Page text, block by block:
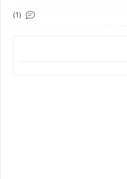
(1)